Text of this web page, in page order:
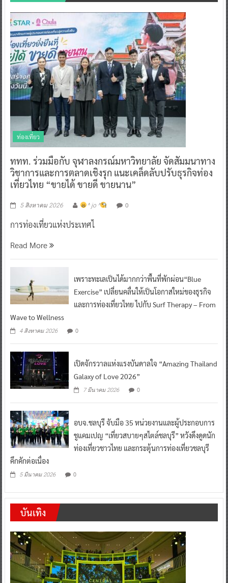
ท่องเที่ยว
ททท. ร่วมมือกับ จุฬาลงกรณ์มหาวิทยาลัย จัดสัมมนาทาง
วิชาการและการตลาดเชิงรุก แนะเคล็ดลับปรับธุรกิจท่อง
เที่ยวไทย “ขายได้ ขายดี ขายนาน”
5 สิงหาคม 2026 ^ jo ^ 0
การท่องเที่ยวแห่งประเทศไ
Read More
เพราะทะเลเป็นได้มากกว่าพื้นที่พักผ่อน“Blue
Exercise” เปลี่ยนคลื่นให้เป็นโอกาสใหม่ของธุรกิจ
และการท่องเที่ยวไทย ไปกับ Surf Therapy – From
Wave to Wellness
4 สิงหาคม 2026 0
เปิดจักรวาลแห่งแรงบันดาลใจ “Amazing Thailand
Galaxy of Love 2026”
7 มีนาคม 2026 0
อบจ.ชลบุรี จับมือ 35 หน่วยงานและผู้ประกอบการ
ชูแคมเปญ “เที่ยวสบายๆสไตล์ชลบุรี” หวังดึงดูดนัก
ท่องเที่ยวชาวไทย และกระตุ้นการท่องเที่ยวชลบุรี
คึกคักต่อเนื่อง
5 มีนาคม 2026 0
บันเทิง